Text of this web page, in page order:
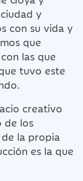
y
con su vida y
que
las que
tuvo este
creativo
de los
la propia
es la que